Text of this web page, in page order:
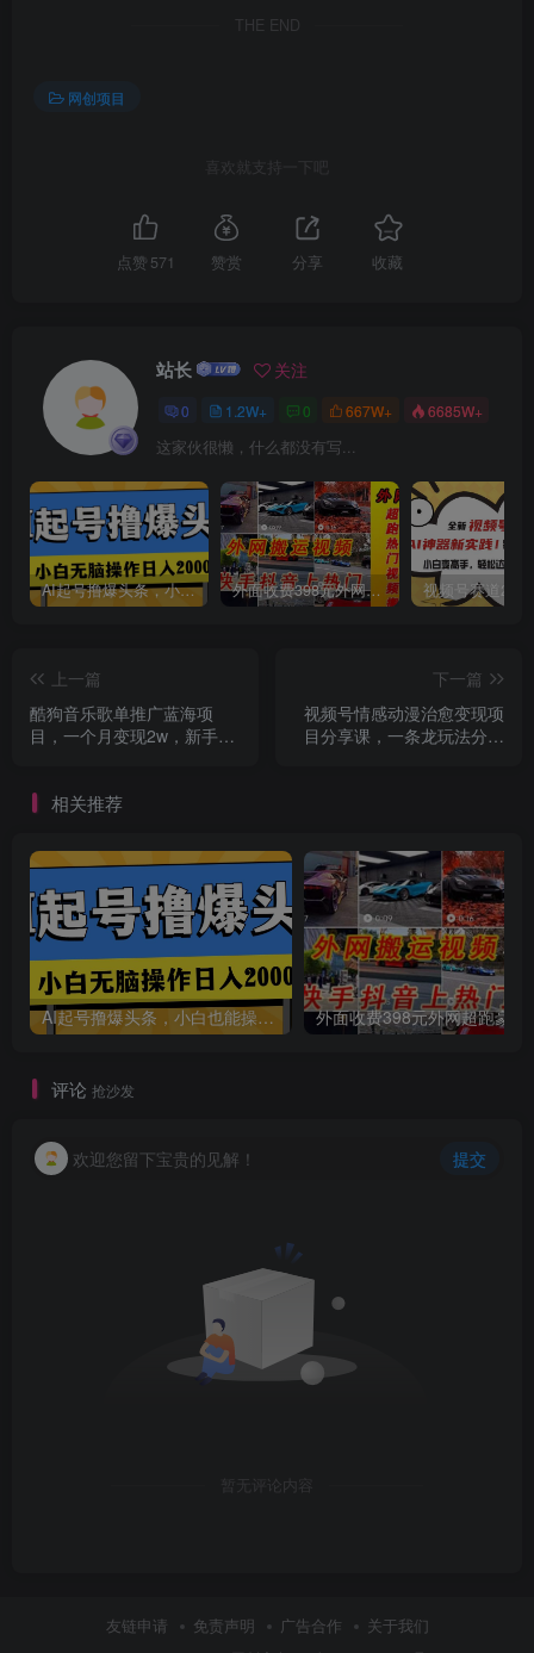
THE END
网创项目
喜欢就支持一下吧
点赞 571 赞赏 分享 收藏
站长 关注
0 1.2W+ 0 667W+ 6685W+
这家伙很懒，什么都没有写...
AI起号撸爆头条，小白也能操作，日入2000+ 外面收费398元外网超跑豪车汽车视频搬运至快手抖音上热门项目
上一篇
酷狗音乐歌单推广蓝海项
目，一个月变现2w，新手也
下一篇
视频号情感动漫治愈变现项
目分享课，一条龙玩法分享
相关推荐
AI起号撸爆头条，小白也能操作，日入2000+
评论 抢沙发
欢迎您留下宝贵的见解！ 提交
暂无评论内容
友链申请 免责声明 广告合作 关于我们